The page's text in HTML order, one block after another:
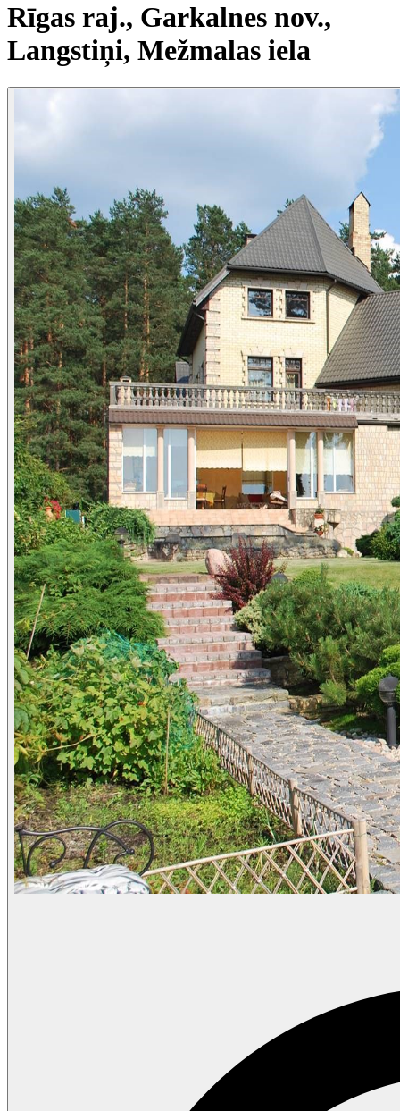
Rīgas raj., Garkalnes nov.,
Langstiņi, Mežmalas iela